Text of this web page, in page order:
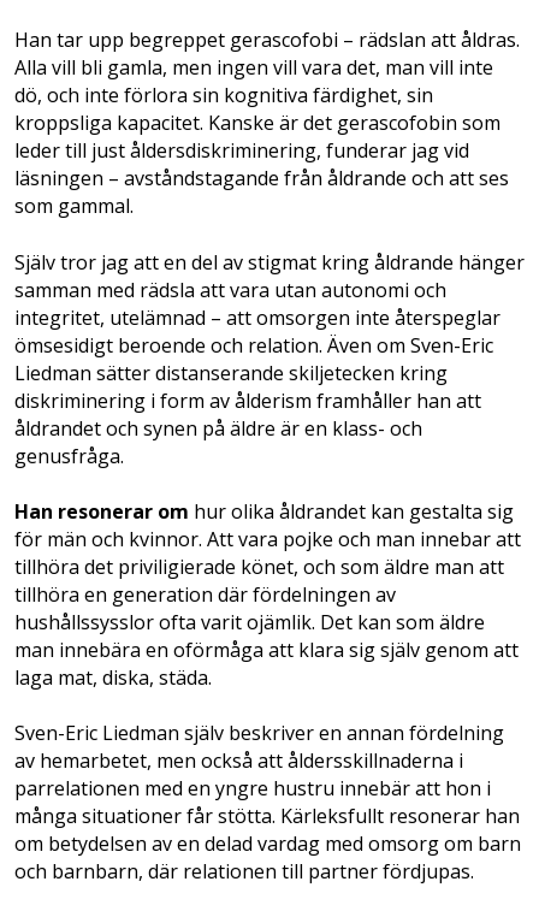
Han tar upp begreppet gerascofobi – rädslan att åldras.
Alla vill bli gamla, men ingen vill vara det, man vill inte
dö, och inte förlora sin kognitiva färdighet, sin
kroppsliga kapacitet. Kanske är det gerascofobin som
leder till just åldersdiskriminering, funderar jag vid
läsningen – avståndstagande från åldrande och att ses
som gammal.
Själv tror jag att en del av stigmat kring åldrande hänger
samman med rädsla att vara utan autonomi och
integritet, utelämnad – att omsorgen inte återspeglar
ömsesidigt beroende och relation. Även om Sven-Eric
Liedman sätter distanserande skiljetecken kring
diskriminering i form av ålderism framhåller han att
åldrandet och synen på äldre är en klass- och
genusfråga.
Han resonerar om hur olika åldrandet kan gestalta sig
för män och kvinnor. Att vara pojke och man innebar att
tillhöra det priviligierade könet, och som äldre man att
tillhöra en generation där fördelningen av
hushållssysslor ofta varit ojämlik. Det kan som äldre
man innebära en oförmåga att klara sig själv genom att
laga mat, diska, städa.
Sven-Eric Liedman själv beskriver en annan fördelning
av hemarbetet, men också att åldersskillnaderna i
parrelationen med en yngre hustru innebär att hon i
många situationer får stötta. Kärleksfullt resonerar han
om betydelsen av en delad vardag med omsorg om barn
och barnbarn, där relationen till partner fördjupas.